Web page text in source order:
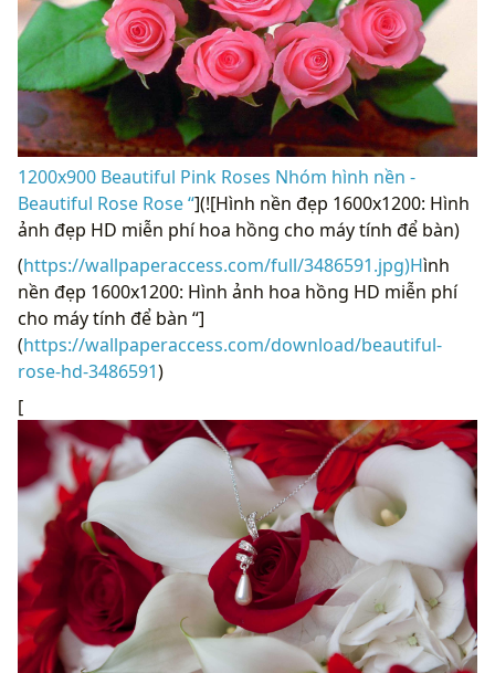
1200x900 Beautiful Pink Roses Nhóm hình nền -
Beautiful Rose Rose “](![Hình nền đẹp 1600x1200: Hình
ảnh đẹp HD miễn phí hoa hồng cho máy tính để bàn)
(https://wallpaperaccess.com/full/3486591.jpg)Hình
nền đẹp 1600x1200: Hình ảnh hoa hồng HD miễn phí
cho máy tính để bàn “]
(https://wallpaperaccess.com/download/beautiful-
rose-hd-3486591)
[